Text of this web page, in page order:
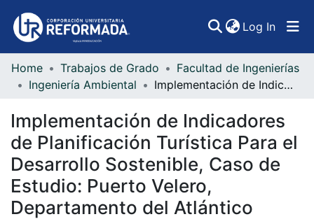
Log In
Communities & Collections
Statistics
Home Trabajos de Grado
Facultad de Ingenierías
Ingeniería Ambiental
Implementación de Indicadores de Planificación Turística Para el Desarrollo Sostenible, Caso de Estudio: Puerto Velero, Departamento del Atlántico
Implementación de Indicadores
de Planificación Turística Para el
Desarrollo Sostenible, Caso de
Estudio: Puerto Velero,
Departamento del Atlántico